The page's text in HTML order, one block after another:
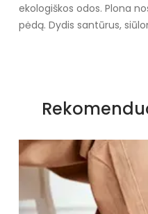
ekologiškos odos. Plona
pėdą. Dydis santūrus,
Spalva
Pado spalva
Modelis